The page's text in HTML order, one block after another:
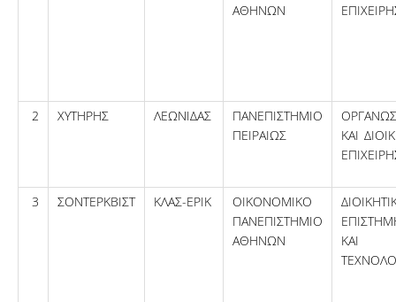
ΑΘΗΝΩΝ
2 ΧΥΤΗΡΗΣ ΛΕΩΝΙΔΑΣ
ΠΑΝΕΠΙΣΤΗΜΙΟ
ΠΕΙΡΑΙΩΣ
ΚΑΙ
3 ΣΟΝΤΕΡΚΒΙΣΤ ΚΛΑΣ-ΕΡΙΚ
ΟΙΚΟΝΟΜΙΚΟ
ΠΑΝΕΠΙΣΤΗΜΙΟ
ΑΘΗΝΩΝ
ΚΑΙ